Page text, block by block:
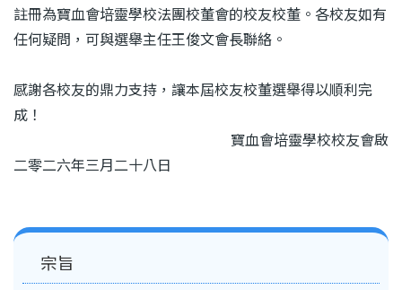
註冊為寶血會培靈學校法團校董會的校友校董。各校友如有
任何疑問，可與選舉主任王俊文會長聯絡。
感謝各校友的鼎力支持，讓本屆校友校董選舉得以順利完
成！
寶血會培靈學校校友會啟
二零二六年三月二十八日
Main
navigation
宗旨